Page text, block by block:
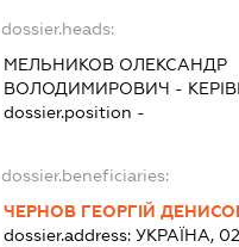
dossier.heads:
МЕЛЬНИКОВ ОЛЕКСАНДР
ВОЛОДИМИРОВИЧ -
dossier.position -
dossier.beneficiaries:
ЧЕРНОВ ГЕОРГІЙ
dossier.address:УКРАЇНА,